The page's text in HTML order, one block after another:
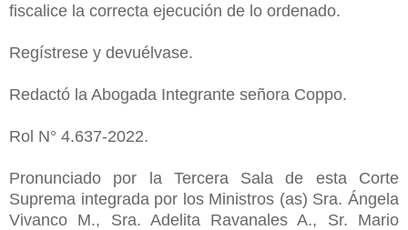
fiscalice la correcta ejecución de lo ordenado.
Regístrese y devuélvase.
Redactó la Abogada Integrante señora Coppo.
Rol N° 4.637-2022.
Pronunciado por la Tercera Sala de esta Corte
Suprema integrada por los Ministros (as) Sra. Ángela
Vivanco M., Sra. Adelita Ravanales A., Sr. Mario